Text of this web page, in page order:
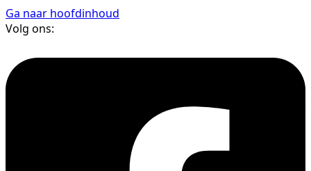
Ga naar hoofdinhoud
Volg ons: